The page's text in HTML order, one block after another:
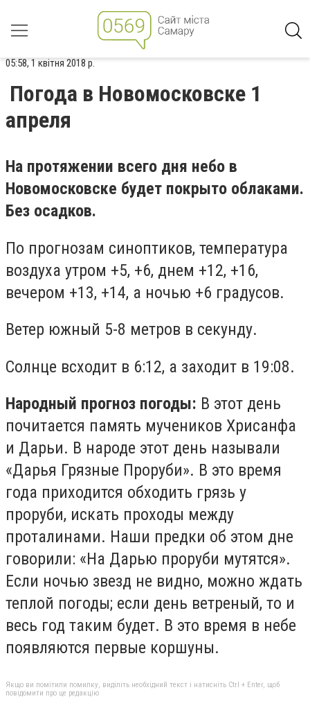
05:58, 1 квітня 2018 р.
Погода в Новомосковске 1
апреля
На протяжении всего дня небо в
Новомосковске будет покрыто облаками.
Без осадков.
По прогнозам синоптиков, температура
воздуха утром +5, +6, днем +12, +16,
вечером +13, +14, а ночью +6 градусов.
Ветер южный 5-8 метров в секунду.
Солнце всходит в 6:12, а заходит в 19:08.
Народный прогноз погоды: В этот день
почитается память мучеников Хрисанфа
и Дарьи. В народе этот день называли
«Дарья Грязные Проруби». В это время
года приходится обходить грязь у
проруби, искать проходы между
проталинами. Наши предки об этом дне
говорили: «На Дарью проруби мутятся».
Если ночью звезд не видно, можно ждать
теплой погоды; если день ветреный, то и
весь год таким будет. В это время в небе
появляются первые коршуны.
Якщо ви помітили помилку, виділіть необхідний текст і натисніть Ctrl + Enter, щоб
повідомити про це редакцію